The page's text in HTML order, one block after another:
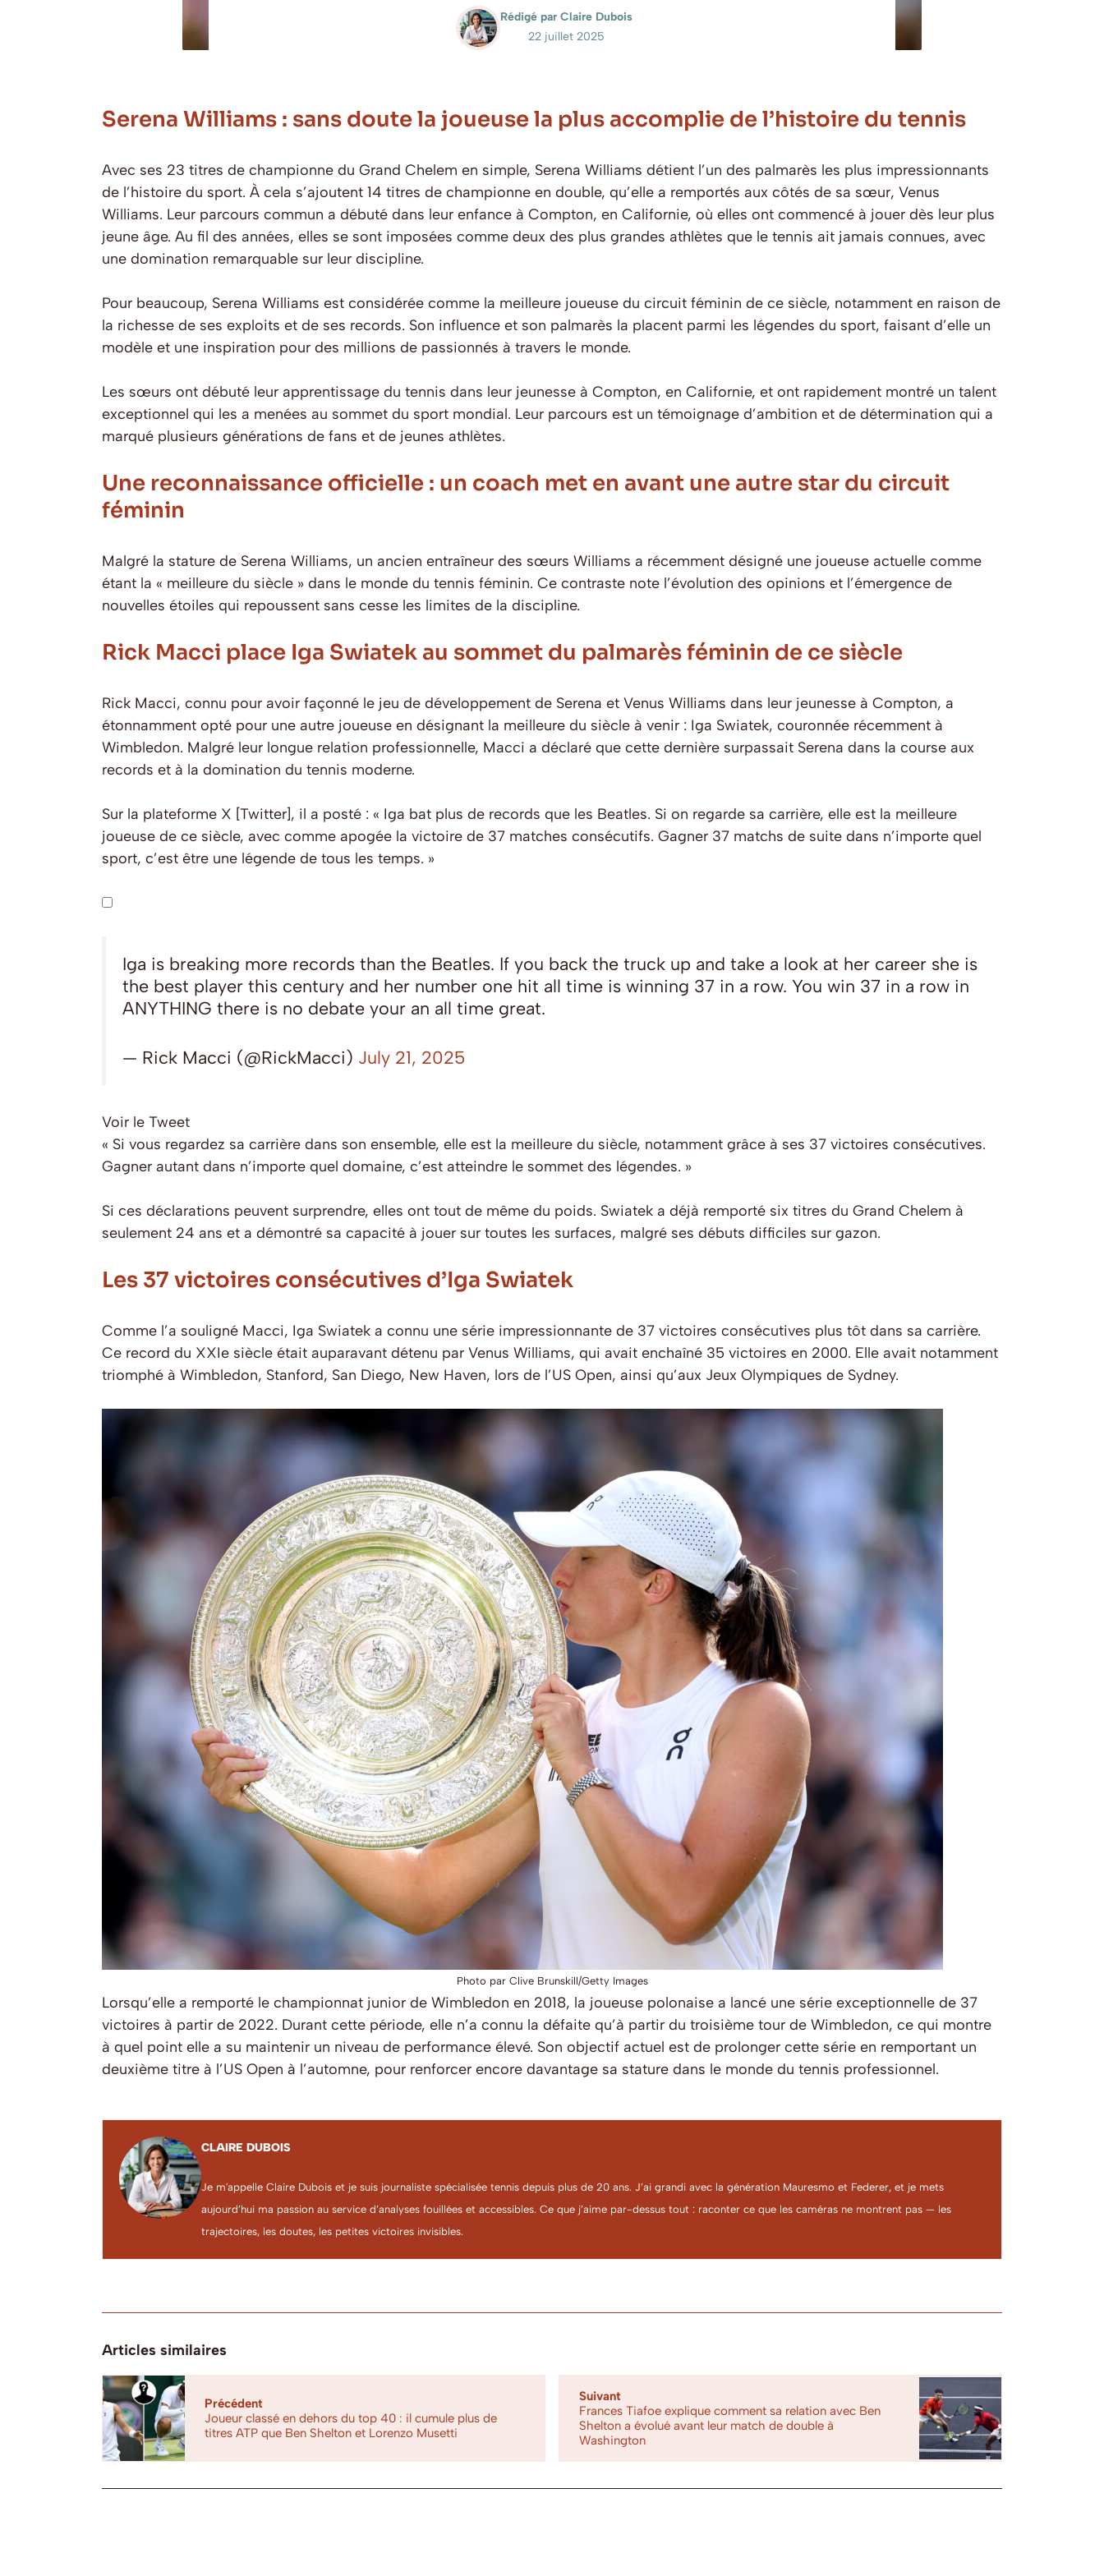
Rédigé par Claire Dubois
22 juillet 2025
Serena Williams : sans doute la joueuse la plus accomplie de l’histoire du tennis
Avec ses 23 titres de championne du Grand Chelem en simple, Serena Williams détient l’un des palmarès les plus impressionnants
de l’histoire du sport. À cela s’ajoutent 14 titres de championne en double, qu’elle a remportés aux côtés de sa sœur, Venus
Williams. Leur parcours commun a débuté dans leur enfance à Compton, en Californie, où elles ont commencé à jouer dès leur plus
jeune âge. Au fil des années, elles se sont imposées comme deux des plus grandes athlètes que le tennis ait jamais connues, avec
une domination remarquable sur leur discipline.
Pour beaucoup, Serena Williams est considérée comme la meilleure joueuse du circuit féminin de ce siècle, notamment en raison de
la richesse de ses exploits et de ses records. Son influence et son palmarès la placent parmi les légendes du sport, faisant d’elle un
modèle et une inspiration pour des millions de passionnés à travers le monde.
Les sœurs ont débuté leur apprentissage du tennis dans leur jeunesse à Compton, en Californie, et ont rapidement montré un talent
exceptionnel qui les a menées au sommet du sport mondial. Leur parcours est un témoignage d’ambition et de détermination qui a
marqué plusieurs générations de fans et de jeunes athlètes.
Une reconnaissance officielle : un coach met en avant une autre star du circuit
féminin
Malgré la stature de Serena Williams, un ancien entraîneur des sœurs Williams a récemment désigné une joueuse actuelle comme
étant la « meilleure du siècle » dans le monde du tennis féminin. Ce contraste note l’évolution des opinions et l’émergence de
nouvelles étoiles qui repoussent sans cesse les limites de la discipline.
Rick Macci place Iga Swiatek au sommet du palmarès féminin de ce siècle
Rick Macci, connu pour avoir façonné le jeu de développement de Serena et Venus Williams dans leur jeunesse à Compton, a
étonnamment opté pour une autre joueuse en désignant la meilleure du siècle à venir : Iga Swiatek, couronnée récemment à
Wimbledon. Malgré leur longue relation professionnelle, Macci a déclaré que cette dernière surpassait Serena dans la course aux
records et à la domination du tennis moderne.
Sur la plateforme X [Twitter], il a posté : « Iga bat plus de records que les Beatles. Si on regarde sa carrière, elle est la meilleure
joueuse de ce siècle, avec comme apogée la victoire de 37 matches consécutifs. Gagner 37 matchs de suite dans n’importe quel
sport, c’est être une légende de tous les temps. »
Iga is breaking more records than the Beatles. If you back the truck up and take a look at her career she is
the best player this century and her number one hit all time is winning 37 in a row. You win 37 in a row in
ANYTHING there is no debate your an all time great.
— Rick Macci (@RickMacci) July 21, 2025
Voir le Tweet
« Si vous regardez sa carrière dans son ensemble, elle est la meilleure du siècle, notamment grâce à ses 37 victoires consécutives.
Gagner autant dans n’importe quel domaine, c’est atteindre le sommet des légendes. »
Si ces déclarations peuvent surprendre, elles ont tout de même du poids. Swiatek a déjà remporté six titres du Grand Chelem à
seulement 24 ans et a démontré sa capacité à jouer sur toutes les surfaces, malgré ses débuts difficiles sur gazon.
Les 37 victoires consécutives d’Iga Swiatek
Comme l’a souligné Macci, Iga Swiatek a connu une série impressionnante de 37 victoires consécutives plus tôt dans sa carrière.
Ce record du XXIe siècle était auparavant détenu par Venus Williams, qui avait enchaîné 35 victoires en 2000. Elle avait notamment
triomphé à Wimbledon, Stanford, San Diego, New Haven, lors de l’US Open, ainsi qu’aux Jeux Olympiques de Sydney.
Photo par Clive Brunskill/Getty Images
Lorsqu’elle a remporté le championnat junior de Wimbledon en 2018, la joueuse polonaise a lancé une série exceptionnelle de 37
victoires à partir de 2022. Durant cette période, elle n’a connu la défaite qu’à partir du troisième tour de Wimbledon, ce qui montre
à quel point elle a su maintenir un niveau de performance élevé. Son objectif actuel est de prolonger cette série en remportant un
deuxième titre à l’US Open à l’automne, pour renforcer encore davantage sa stature dans le monde du tennis professionnel.
CLAIRE DUBOIS
Je m'appelle Claire Dubois et je suis journaliste spécialisée tennis depuis plus de 20 ans. J’ai grandi avec la génération Mauresmo et Federer, et je mets
aujourd’hui ma passion au service d’analyses fouillées et accessibles. Ce que j’aime par-dessus tout : raconter ce que les caméras ne montrent pas — les
trajectoires, les doutes, les petites victoires invisibles.
Articles similaires
Précédent
Joueur classé en dehors du top 40 : il cumule plus de
titres ATP que Ben Shelton et Lorenzo Musetti
Suivant
Frances Tiafoe explique comment sa relation avec Ben
Shelton a évolué avant leur match de double à
Washington